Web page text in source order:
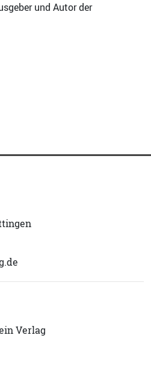
und Autor der
Verlag